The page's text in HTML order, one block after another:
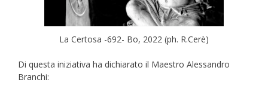
La Certosa -692- Bo, 2022 (ph. R.Cerè)
Di questa iniziativa ha dichiarato il Maestro Alessandro
Branchi: